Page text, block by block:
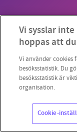
Copyright
Stötta vårt
Vi sysslar
hoppas att
Vi använder cookies
besöksstatistik. Du
besöksstatistik är
organisation.
Cookie-